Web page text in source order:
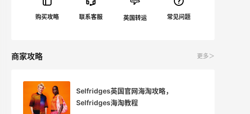
英国转运
商家攻略 更多＞
Selfridges英国官网海淘攻略，
Selfridges海淘教程